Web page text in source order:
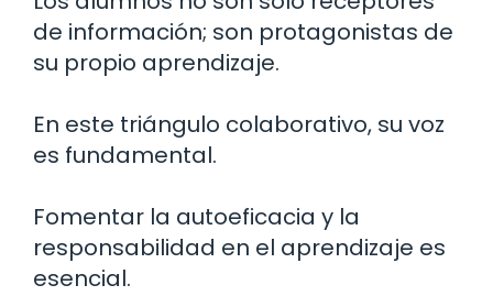
de información; son protagonistas de
su propio aprendizaje.
En este triángulo colaborativo, su voz
es fundamental.
Fomentar la autoeficacia y la
responsabilidad en el aprendizaje es
esencial.